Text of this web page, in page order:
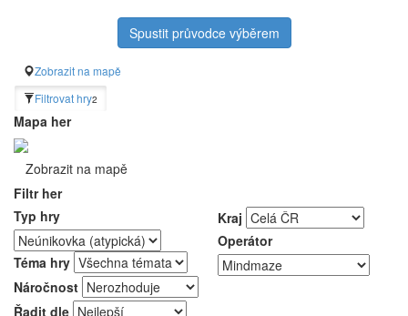
Spustit průvodce výběrem
Zobrazit na mapě
Filtrovat hry2
Mapa her
Zobrazit na mapě
Filtr her
Typ hry
Téma hry
Kraj
Operátor
Náročnost
Řadit dle